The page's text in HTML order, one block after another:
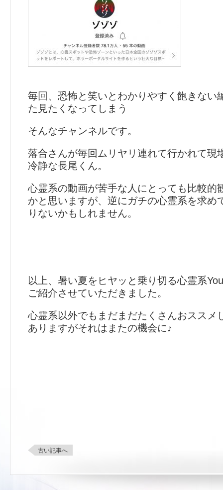
毎回、恐怖と笑いとわかりやすく飽きない
た見たくなってしまう
そんなチャンネルです。
落合さんが毎回ムリヤリ連れて行かれて現
冷静な長尾くん。
心霊系の動画が苦手な人にとっても比較的
かと思いますが、逆にガチの心霊系を求め
りないかもしれません。
以上、暑い夏をヒヤッと乗り切る心霊系
ご紹介させていただきました。
心霊系以外でもまだまだたくさんおススメ
ありますがそれはまたの機会に♪
古い記事へ